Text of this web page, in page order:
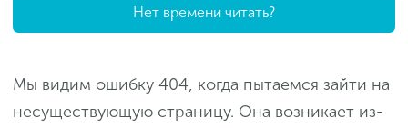
Нет времени читать?
Мы видим ошибку 404, когда пытаемся зайти на
несуществующую страницу. Она возникает из-